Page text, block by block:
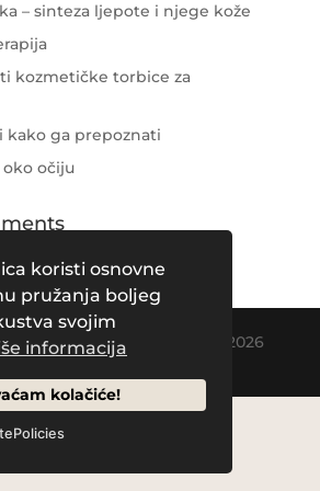
koristi osnovne
pružanja boljeg
svojim
informacija
kolačiće!
– sinteza ljepote i njege kože
kozmetičke torbice za
kako ga prepoznati
očiju
Pleasure Agency
| © 2026